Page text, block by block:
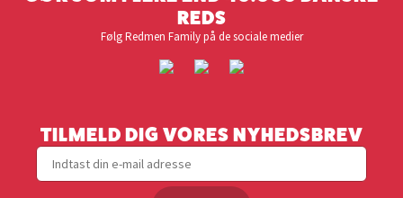
REDS
Følg Redmen Family på de sociale medier
TILMELD DIG VORES NYHEDSBREV